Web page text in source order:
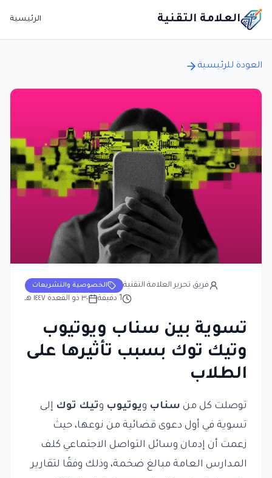
العلامة التقنية الرئيسية
العودة للرئيسية
الخصوصية والتشريعات
فريق تحرير العلامة التقنية
٣٠ ذو القعدة ١٤٤٧ هـ
1 دقيقة
تسوية بين سناب ويوتيوب
وتيك توك بسبب تأثيرها على
الطلاب
توصلت كل من سناب ويوتيوب وتيك توك إلى
تسوية في أول دعوى قضائية من نوعها، حيث
زعمت أن إدمان وسائل التواصل الاجتماعي كلف
المدارس العامة مبالغ ضخمة، وذلك وفقًا لتقارير